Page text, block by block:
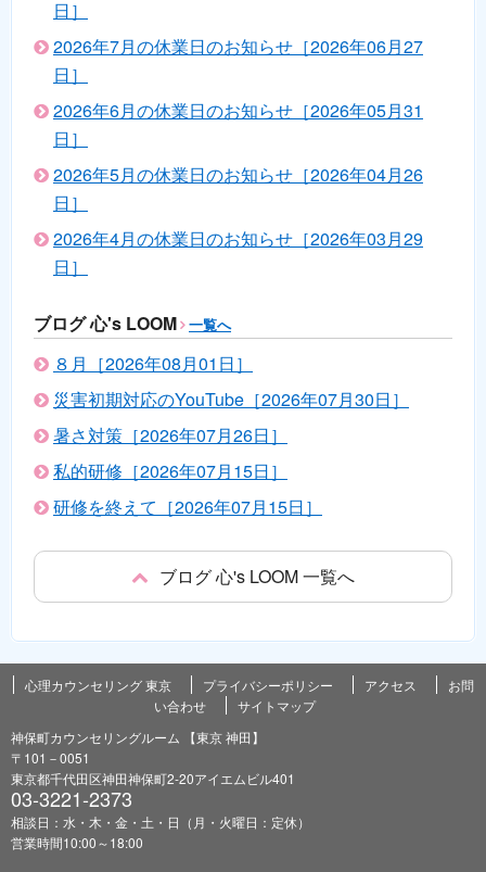
日］
2026年7月の休業日のお知らせ［2026年06月27
日］
2026年6月の休業日のお知らせ［2026年05月31
日］
2026年5月の休業日のお知らせ［2026年04月26
日］
2026年4月の休業日のお知らせ［2026年03月29
日］
ブログ 心's LOOM 一覧へ
８月［2026年08月01日］
災害初期対応のYouTube［2026年07月30日］
暑さ対策［2026年07月26日］
私的研修［2026年07月15日］
研修を終えて［2026年07月15日］
ブログ 心's LOOM 一覧へ
心理カウンセリング 東京 プライバシーポリシー アクセス
お問
い合わせ
サイトマップ
神保町カウンセリングルーム 【東京 神田】
〒101－0051
東京都千代田区神田神保町2-20アイエムビル401
03-3221-2373
相談日：水・木・金・土・日（月・火曜日：定休）
営業時間10:00～18:00